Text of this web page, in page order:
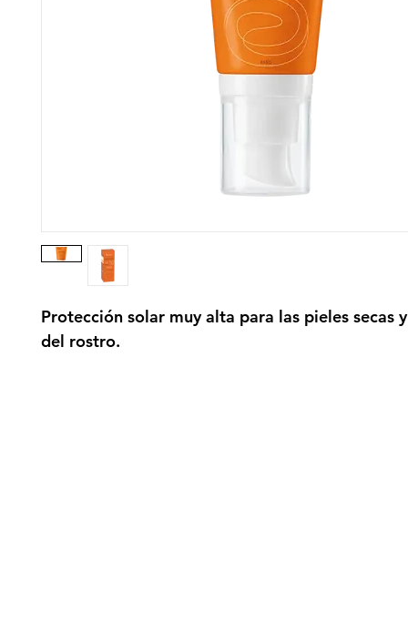
Protección solar muy alta para las pieles secas
del rostro.